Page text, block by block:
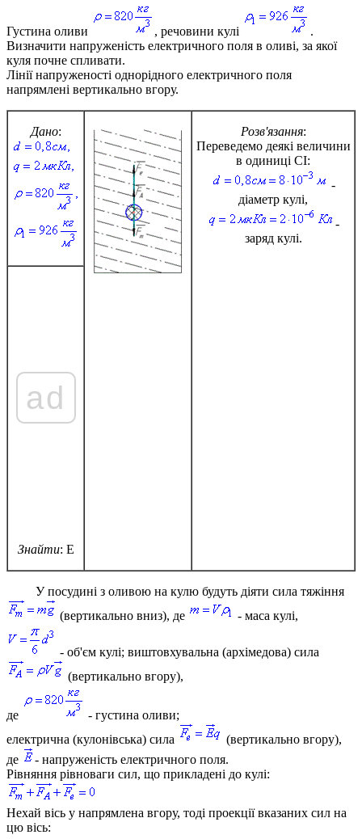
Густина оливи , речовини кулі
.
Визначити напруженість електричного поля в оливі, за якої
куля почне спливати.
Лінії напруженості однорідного електричного поля
напрямлені вертикально вгору.
Дано: Розв'язання:
Переведемо деякі величини
в одиниці СІ:
-
діаметр кулі,
-
заряд кулі.
ad
Знайти: E
У посудині з оливою на кулю будуть діяти сила тяжіння
(вертикально вниз), де
- маса кулі,
- об'єм кулі; виштовхувальна (архімедова) сила
(вертикально вгору),
де
- густина оливи;
електрична (кулонівська) сила
(вертикально вгору),
де
- напруженість електричного поля.
Рівняння рівноваги сил, що прикладені до кулі:
Нехай вісь y напрямлена вгору, тоді проекції вказаних сил на
цю вісь: